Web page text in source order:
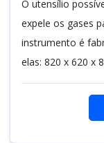
O utensílio
expele os gases
instrumento é
elas: 820 x 620 x